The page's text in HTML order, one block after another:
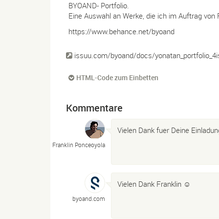
BYOAND- Portfolio.
Eine Auswahl an Werke, die ich im Auftrag
https://www.behance.net/byoand
issuu.com/byoand/docs/
HTML-Code zum Einbetten
Kommentare
Franklin Ponceoyola
Vielen Dank fuer Deine
byoand. com
Vielen Dank Franklin ☺